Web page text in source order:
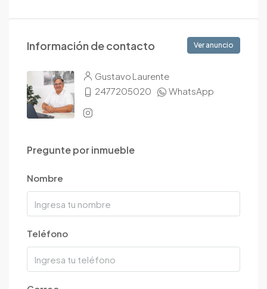
Información de contacto Ver anuncio
Gustavo Laurente
2477205020
WhatsApp
Pregunte por inmueble
Nombre
Teléfono